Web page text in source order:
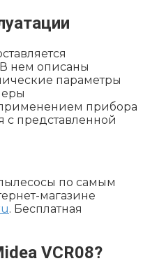
В нем описаны
параметры
прибора
с представленной
по самым
магазине
. Бесплатная
VCR08?